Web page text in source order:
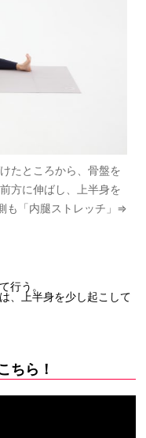
たところから、骨盤を
方に伸ばし、上半身を
も「内腿ストレッチ」⇒
行う。
、上半身を少し起こして
ちら！